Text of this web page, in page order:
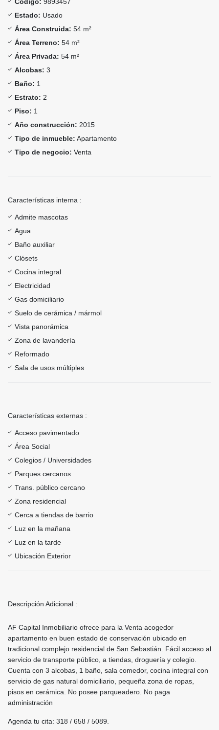
Estado: Usado
Área Construida: 54 m²
Área Terreno: 54 m²
Área Privada: 54 m²
Alcobas: 3
Baño: 1
Estrato: 2
Piso: 1
Año construcción: 2015
Tipo de inmueble: Apartamento
Tipo de negocio: Venta
Características interna :
Admite mascotas
Agua
Baño auxiliar
Clósets
Cocina integral
Electricidad
Gas domiciliario
Suelo de cerámica / mármol
Vista panorámica
Zona de lavandería
Reformado
Sala de usos múltiples
Características externas :
Acceso pavimentado
Área Social
Colegios / Universidades
Parques cercanos
Trans. público cercano
Zona residencial
Cerca a tiendas de barrio
Luz en la mañana
Luz en la tarde
Ubicación Exterior
Descripción Adicional :
AF Capital Inmobiliario ofrece para la Venta acogedor
apartamento en buen estado de conservación ubicado en
tradicional complejo residencial de San Sebastián. Fácil acceso al
servicio de transporte público, a tiendas, droguería y colegio.
Cuenta con 3 alcobas, 1 baño, sala comedor, cocina integral con
servicio de gas natural domiciliario, pequeña zona de ropas,
pisos en cerámica. No posee parqueadero. No paga
administración
Agenda tu cita: 318 / 658 / 5089.